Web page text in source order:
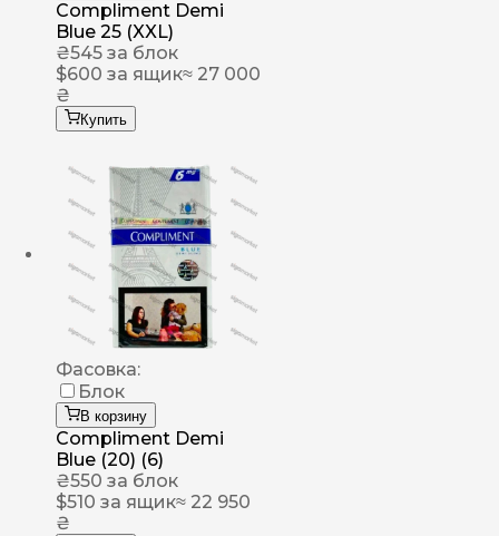
Compliment Demi
Blue 25 (XXL)
₴545 за блок
$600 за ящик≈ 27 000
₴
Купить
Фасовка:
Блок
В корзину
Compliment Demi
Blue (20) (6)
₴550 за блок
$510 за ящик≈ 22 950
₴